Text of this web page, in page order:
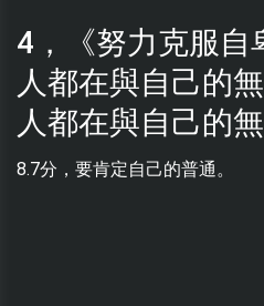
4，《努力克服自
人都在與自己的
人都在與自己的
8.7分，要肯定自己的普通。